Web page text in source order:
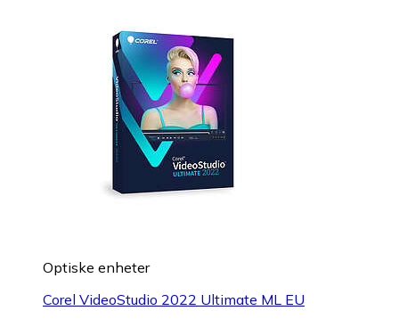
Optiske enheter
Corel VideoStudio 2022 Ultimate ML EU